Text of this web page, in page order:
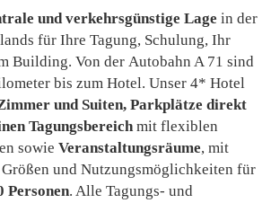
und verkehrsgünstige Lage in der
für Ihre Tagung, Schulung, Ihr
Building. Von der Autobahn A 71 sind
bis zum Hotel. Unser 4* Hotel
und Suiten, Parkplätze direkt
Tagungsbereichmit flexiblen
sowie Veranstaltungsräume, mit
und Nutzungsmöglichkeiten für
Personen. Alle Tagungs- und